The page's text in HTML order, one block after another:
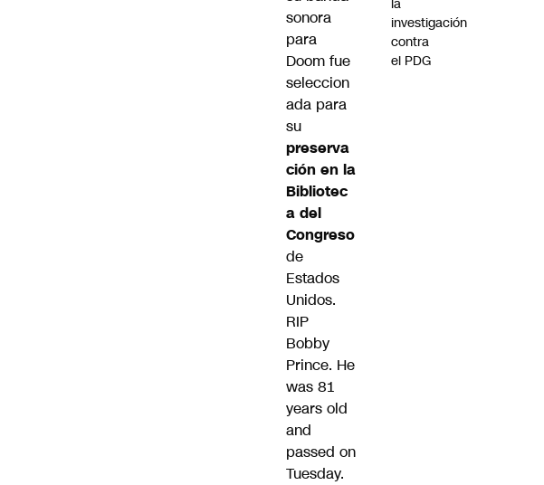
sonora
para
Doom fue
seleccion
ada para
su
preserva
ción en la
Bibliotec
a del
Congreso
de
Estados
Unidos.
RIP
Bobby
Prince. He
was 81
years old
and
passed on
Tuesday.
la
investigación
contra
el PDG